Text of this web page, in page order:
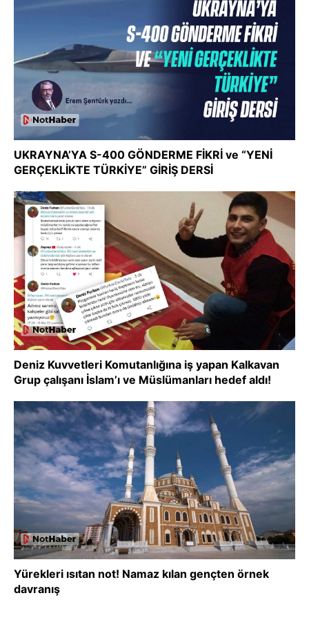
UKRAYNA’YA S-400 GÖNDERME FİKRİ ve “YENİ
GERÇEKLİKTE TÜRKİYE” GİRİŞ DERSİ
Deniz Kuvvetleri Komutanlığına iş yapan Kalkavan
Grup çalışanı İslam’ı ve Müslümanları hedef aldı!
Yürekleri ısıtan not! Namaz kılan gençten örnek
davranış